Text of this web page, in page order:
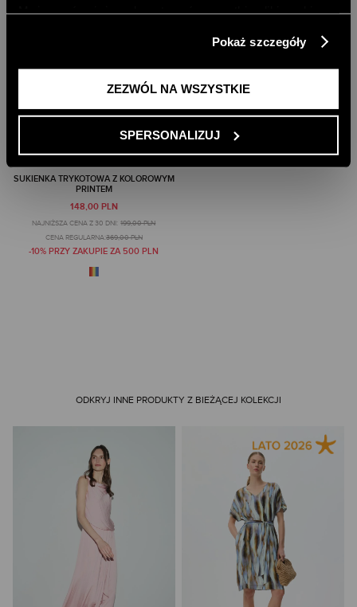
Polityce Prywatności
Pokaż szczegóły
ZEZWÓL NA WSZYSTKIE
SPERSONALIZUJ
SUKIENKA TRYKOTOWA Z KOLOROWYM
PRINTEM
148,00 PLN
NAJNIŻSZA CENA Z 30 DNI: 199,00 PLN
CENA REGULARNA:369,00 PLN
-10% PRZY ZAKUPIE ZA 500 PLN
ODKRYJ INNE PRODUKTY Z BIEŻĄCEJ KOLEKCJI